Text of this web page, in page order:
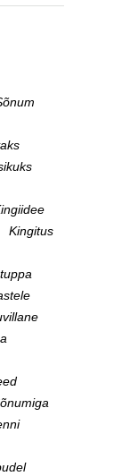
Kingitus